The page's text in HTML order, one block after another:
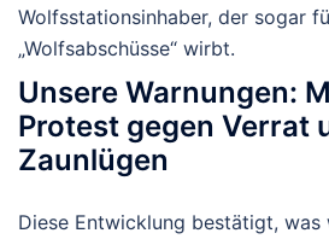
Wolfsstationsinhaber, der sogar
„Wolfsabschüsse“ wirbt.
Unsere Warnungen:
Protest gegen Verrat
Zaunlügen
Diese Entwicklung bestätigt,